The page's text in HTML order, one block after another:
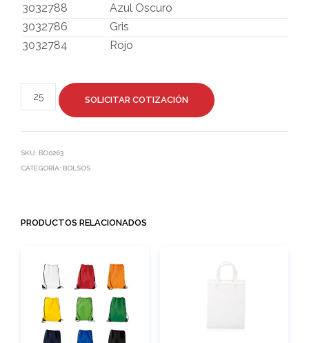
3032788
Azul Oscuro
3032786
Gris
3032784
Rojo
SOLICITAR COTIZACIÓN
SKU: BO0263
CATEGORÍA: BOLSOS
PRODUCTOS RELACIONADOS